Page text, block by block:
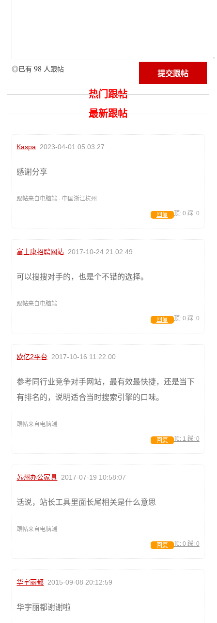
◎已有 98 人跟帖
热门跟帖
最新跟帖
Kaspa 2023-04-01 05:03:27
感谢分享
跟帖来自电脑端 · 中国浙江杭州
顶: 0 踩: 0
回复
富士康招聘网站 2017-10-24 21:02:49
可以搜搜对手的，也是个不错的选择。
跟帖来自电脑端
顶: 0 踩: 0
回复
欧亿2平台 2017-10-16 11:22:00
参考同行业竞争对手网站，最有效最快捷，还是当下
有排名的，说明适合当时搜索引擎的口味。
跟帖来自电脑端
顶: 1 踩: 0
回复
苏州办公家具 2017-07-19 10:58:07
话说，站长工具里面长尾相关是什么意思
跟帖来自电脑端
顶: 0 踩: 0
回复
华宇丽都 2015-09-08 20:12:59
华宇丽都谢谢啦